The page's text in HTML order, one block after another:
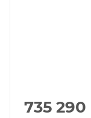
735 290